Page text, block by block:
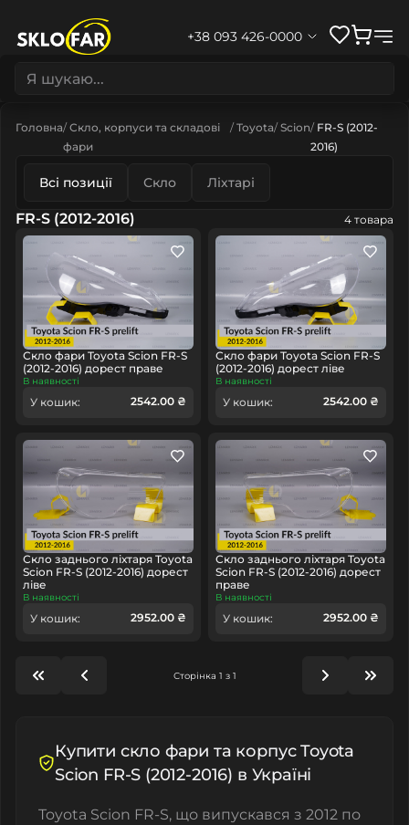
+38 093 426-0000
Головна Скло, корпуси та складові
фари
Toyota Scion FR-S (2012-
2016)
Всі позиції Скло Ліхтарі
FR-S (2012-2016) 4 товара
Скло фари Toyota Scion FR-S
(2012-2016) дорест праве
В наявності
У кошик: 2542.00 ₴
Скло фари Toyota Scion FR-S
(2012-2016) дорест ліве
В наявності
У кошик: 2542.00 ₴
Скло заднього ліхтаря Toyota
Scion FR-S (2012-2016) дорест
ліве
В наявності
У кошик: 2952.00 ₴
Скло заднього ліхтаря Toyota
Scion FR-S (2012-2016) дорест
праве
В наявності
У кошик: 2952.00 ₴
Сторінка 1 з 1
Купити скло фари та корпус Toyota
Scion FR-S (2012-2016) в Україні
Toyota Scion FR-S, що випускався з 2012 по